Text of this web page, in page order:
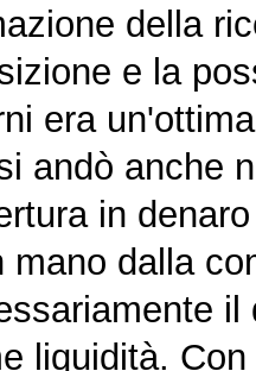
della
e la
era
andò anche
in
mano dalla
liquidità.